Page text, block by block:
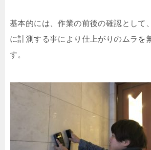
基本的には、作業の前後の確認として
に計測する事により仕上がりのムラを
す。